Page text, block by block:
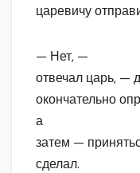
царевичу
— Нет, —
отвечал царь, —
окончательно
а
затем —
сделал.